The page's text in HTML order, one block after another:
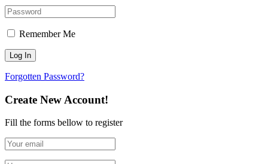
Remember Me
Forgotten Password?
Create New Account!
Fill the forms bellow to register